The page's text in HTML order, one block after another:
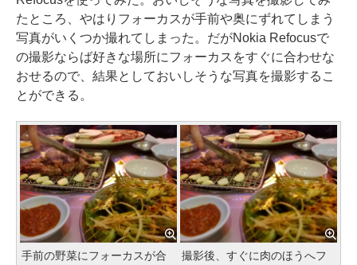
たところ、やはりフォーカスが手前や奥にずれてしまう
写真がいくつか撮れてしまった。だがNokia Refocusで
の撮影ならば好きな場所にフォーカスをすぐに合わせな
おせるので、結果としておいしそうな写真を撮影するこ
とができる。
手前の野菜にフォーカスが合
撮影後、すぐに肉のほうへフ